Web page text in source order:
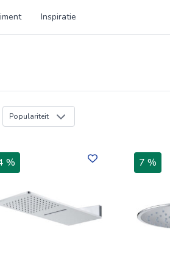
Inspiratie
Populariteit
% 7 %